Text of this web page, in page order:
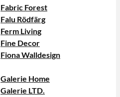
Fabric Forest
Falu Rödfärg
Ferm Living
Fine Decor
Fiona Walldesign
Galerie Home
Galerie LTD.